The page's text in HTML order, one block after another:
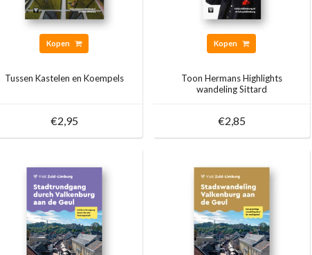
Kopen
Tussen Kastelen en Koempels
€2,95
Kopen
Toon Hermans Highlights
wandeling Sittard
€2,85